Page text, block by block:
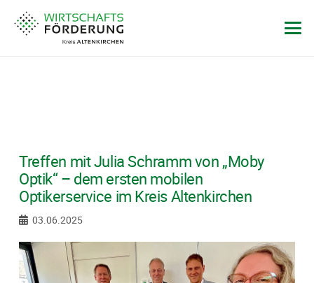
Treffen mit Julia Schramm von „Moby
Optik“ – dem ersten mobilen
Optikerservice im Kreis Altenkirchen
03.06.2025